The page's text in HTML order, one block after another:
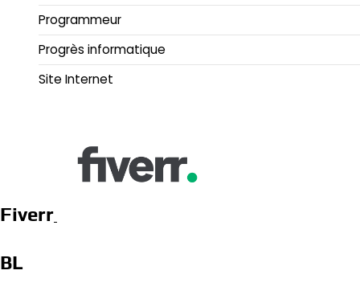
Programmeur
Progrès informatique
Site Internet
Fiverr
BL